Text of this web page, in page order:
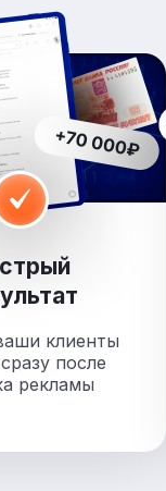
клиенты
сразу после
рекламы